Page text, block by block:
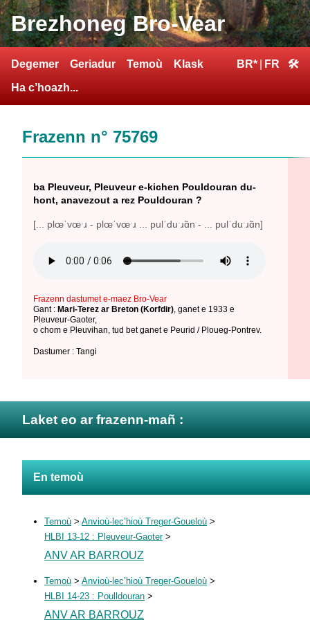
Brezhoneg Bro-Vear
Degemer Geriadur Temoù
Klask
Ha c’hoazh...
BR* FR 🛠
Frazenn n° 75769
ba Pleuveur, Pleuveur e-kichen Pouldouran du-
hont, anavezout a rez Pouldouran ?
[... plœˈvœˑɹ - plœˈvœˑɹ ... pulˈduˑɹɑ̃n - ... pulˈduˑɹɑ̃n]
Frazenn dastumet e-maez Bro-Vear
Gant : Mari-Terez ar Breton (Korfdir) ganet e 1933 e
Pleuveur-Gaoter,
o chom e Pleuvihan tud bet ganet e Peurid / Ploueg-Pontrev.
Dastumer : Tangi
Laket eo ar frazenn-mañ :
En temoù
Temoù > Anvioù-lec’hioù Treger-Goueloù >
HLBI 13-12 : Pleuveur-Gaoter>
ANV AR BARROUZ
Temoù > Anvioù-lec’hioù Treger-Goueloù >
HLBI 14-23 : Poulldouran >
ANV AR BARROUZ